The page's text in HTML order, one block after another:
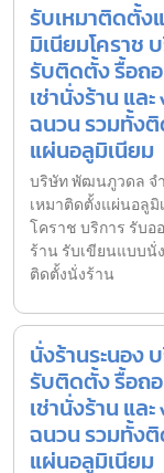
รับเหมาติดตั้ง
มิเนียมโคราช
รับติดตั้ง รื้อถ
เช่านั่งร้าน แล
ฉนวน รวมทั้ง
แผ่นอลูมิเนียม
บริษัท พัฒนภูวดล จ
เหมาติดตั้งแผ่นอลูมิ
โคราช บริการ รับอ
ร้าน รับเขียนแบบนั่
ติดตั้งนั่งร้าน
นั่งร้านระนอง
รับติดตั้ง รื้อถ
เช่านั่งร้าน แล
ฉนวน รวมทั้ง
แผ่นอลูมิเนียม